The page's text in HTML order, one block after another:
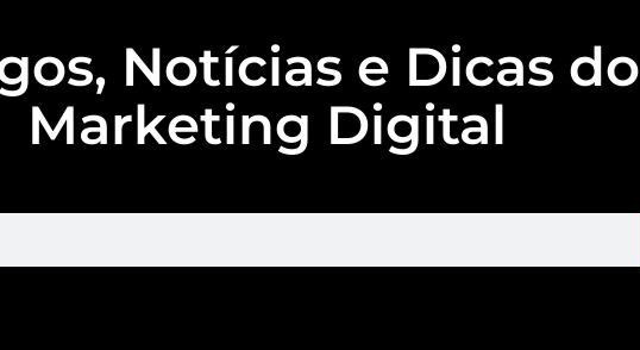
Notícias e Dicas do
Marketing Digital